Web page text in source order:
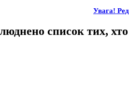
Увага!
список тих, хто